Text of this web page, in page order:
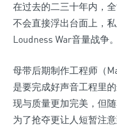
在过去的二三十年内，
不会直接浮出台面上，
Loudness War音量战争。
母带后期制作工程师（
是要完成好声音工程里
现与质量更加完美，但
为了抢夺更让人短暂注